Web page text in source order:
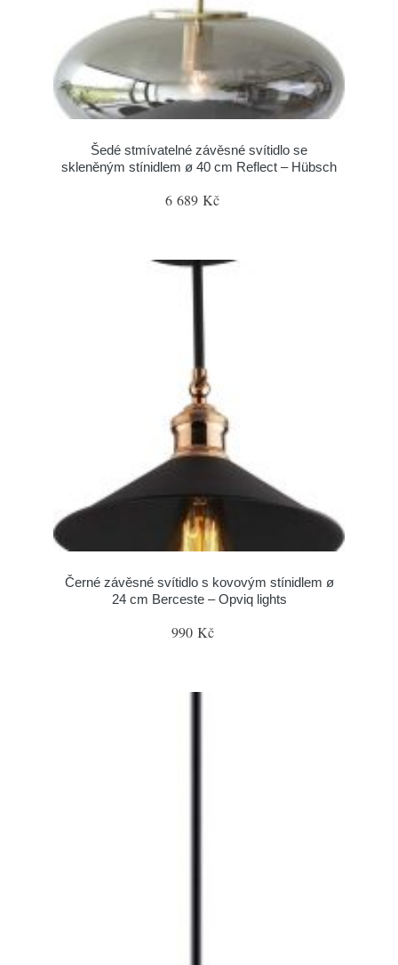
Šedé stmívatelné závěsné svítidlo se
skleněným stínidlem ø 40 cm Reflect – Hübsch
6 689 Kč
Černé závěsné svítidlo s kovovým stínidlem ø
24 cm Berceste – Opviq lights
990 Kč